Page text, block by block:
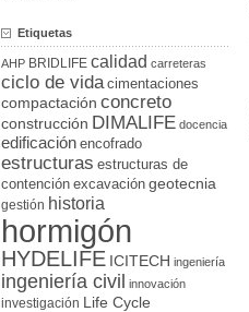
Etiquetas
AHP BRIDLIFE calidad carreteras
ciclo de vida cimentaciones
compactación concreto
construcción DIMALIFE docencia
edificación encofrado
estructuras estructuras de
contención excavación geotecnia
gestión historia
hormigón
HYDELIFE ICITECH ingeniería
ingeniería civil innovación
investigación
Life Cycle